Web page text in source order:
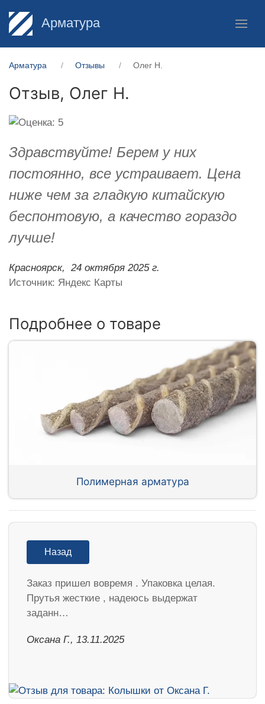
Арматура
Арматура Отзывы Олег Н.
Отзыв, Олег Н.
Здравствуйте! Берем у них
постоянно, все устраивает. Цена
ниже чем за гладкую китайскую
беспонтовую, а качество гораздо
лучше!
Красноярск,
24 октября 2025 г.
Источник: Яндекс Карты
Подробнее о товаре
Полимерная арматура
Назад
Заказ пришел вовремя . Упаковка целая.
Прутья жесткие , надеюсь выдержат
заданн…
Оксана Г., 13.11.2025